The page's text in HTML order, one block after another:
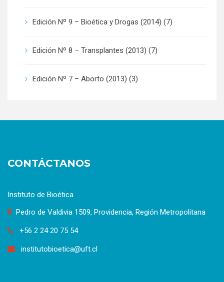
Edición Nº 9 – Bioética y Drogas (2014) (7)
Edición Nº 8 – Transplantes (2013) (7)
Edición Nº 7 – Aborto (2013) (3)
CONTÁCTANOS
Instituto de Bioética
Pedro de Valdivia 1509, Providencia, Región Metropolitana
+56 2 24 20 75 54
institutobioetica@uft.cl